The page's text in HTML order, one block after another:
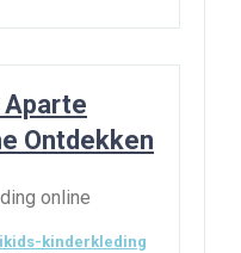
Aparte
Ontdekken
kinderkleding